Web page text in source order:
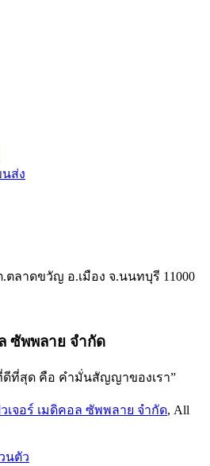
ส่ง
.ตลาดขวัญ อ.เมือง จ.นนทบุรี 11000
ซัพพลาย จำกัด
ที่สุด คือ คำมั่นสัญญาของเรา”
เจอร์ เมดิคอล ซัพพลาย จำกัด, All
นตัว